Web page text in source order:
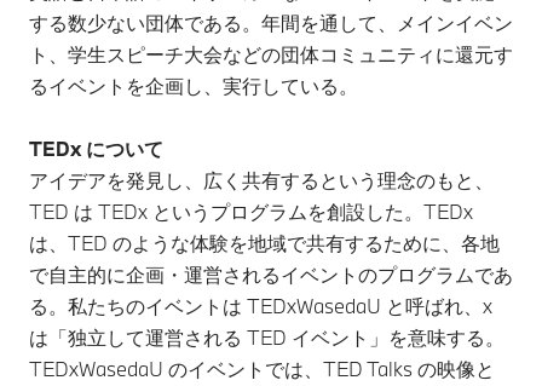
する数少ない団体である。年間を通して、メインイベン
ト、学生スピーチ大会などの団体コミュニティに還元す
るイベントを企画し、実行している。
TEDx について
アイデアを発見し、広く共有するという理念のもと、
TED は TEDx というプログラムを創設した。TEDx
は、TED のような体験を地域で共有するために、各地
で自主的に企画・運営されるイベントのプログラムであ
る。私たちのイベントは TEDxWasedaU と呼ばれ、x
は「独立して運営される TED イベント」を意味する。
TEDxWasedaU のイベントでは、TED Talks の映像と